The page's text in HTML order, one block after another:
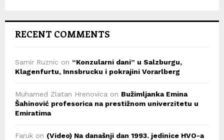
RECENT COMMENTS
Samir Ruznic on “Konzularni dani” u Salzburgu,
Klagenfurtu, Innsbrucku i pokrajini Vorarlberg
Muhamed Zlatan Hrenovica on Bužimljanka Emina
Šahinović profesorica na prestižnom univerzitetu u
Emiratima
Faruk on (Video) Na današnji dan 1993. jedinice HVO-a